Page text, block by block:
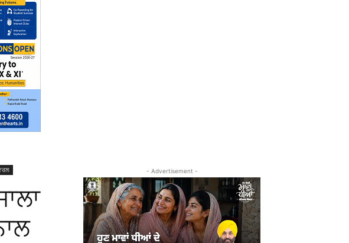
- Advertisement -